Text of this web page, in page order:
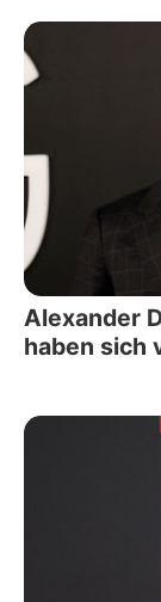
Alexander
haben sich